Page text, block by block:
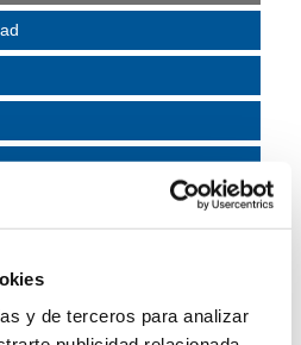
y de terceros para analizar
con la gestión del ciclo